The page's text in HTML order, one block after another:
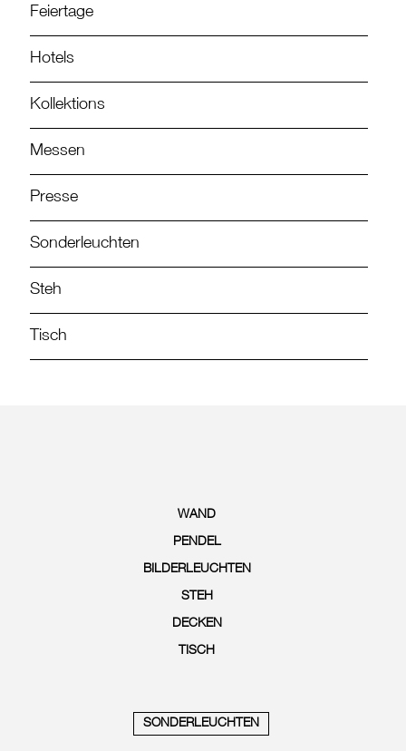
Feiertage
Hotels
Kollektions
Messen
Presse
Sonderleuchten
Steh
Tisch
WAND
PENDEL
BILDERLEUCHTEN
STEH
DECKEN
TISCH
SONDERLEUCHTEN